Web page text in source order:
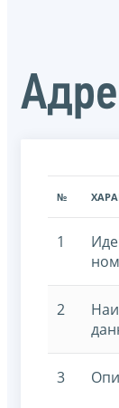
№
1
2
3